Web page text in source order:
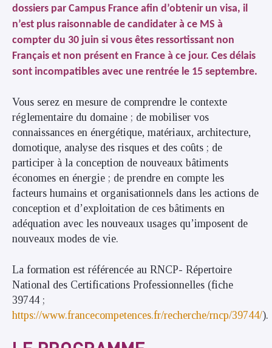
dossiers par Campus France afin d’obtenir un visa, il
n’est plus raisonnable de candidater à ce MS à
compter du 30 juin si vous êtes ressortissant non
Français et non présent en France à ce jour. Ces délais
sont incompatibles avec une rentrée le 15 septembre.
Vous serez en mesure de comprendre le contexte
réglementaire du domaine ; de mobiliser vos
connaissances en énergétique, matériaux, architecture,
domotique, analyse des risques et des coûts ; de
participer à la conception de nouveaux bâtiments
économes en énergie ; de prendre en compte les
facteurs humains et organisationnels dans les actions de
conception et d’exploitation de ces bâtiments en
adéquation avec les nouveaux usages qu’imposent de
nouveaux modes de vie.
La formation est référencée au RNCP- Répertoire
National des Certifications Professionnelles (fiche
39744 ;
https://www.francecompetences.fr/recherche/rncp/39744/).